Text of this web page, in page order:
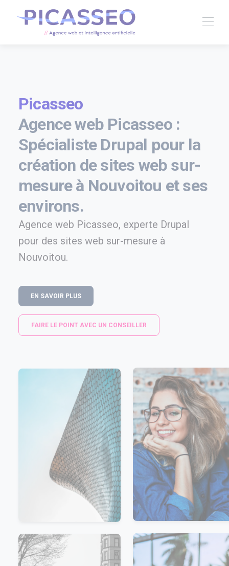
Picasseo
Agence web Picasseo :
Spécialiste Drupal pour la
création de sites web sur-
mesure à Nouvoitou et ses
environs.
Agence web Picasseo, experte Drupal
pour des sites web sur-mesure à
Nouvoitou.
EN SAVOIR PLUS
FAIRE LE POINT AVEC UN CONSEILLER